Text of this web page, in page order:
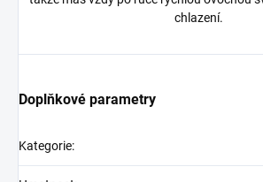
chlazení.
Doplňkové parametry
Kategorie: